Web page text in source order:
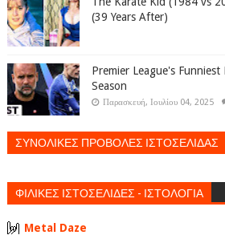
(39 Years After)
Premier League's
Season
Παρασκευή, Ιουλίου 04, 2025
ΣΥΝΟΛΙΚΕΣ ΠΡΟΒΟΛΕΣ ΙΣΤΟΣΕΛΙΔΑΣ
ΦΙΛΙΚΕΣ ΙΣΤΟΣΕΛΙΔΕΣ - ΙΣΤΟΛΟΓΙΑ
Metal Daze